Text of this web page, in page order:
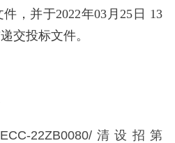
，并于2022年03月25日 13
交投标文件。
22ZB0080/清设招第